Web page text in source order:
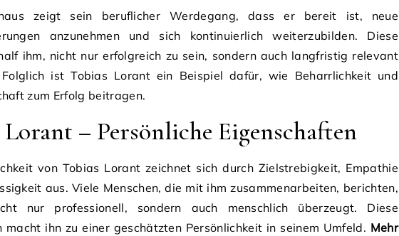
zeigt sein beruflicher Werdegang, dass er bereit ist, neue
anzunehmen und sich kontinuierlich weiterzubilden. Diese
ihm, nicht nur erfolgreich zu sein, sondern auch langfristig relevant
ist Tobias Lorant ein Beispiel dafür, wie Beharrlichkeit und
zum Erfolg beitragen.
– Persönliche Eigenschaften
von Tobias Lorant zeichnet sich durch Zielstrebigkeit, Empathie
aus. Viele Menschen, die mit ihm zusammenarbeiten, berichten,
nur professionell, sondern auch menschlich überzeugt. Diese
macht ihn zu einer geschätzten Persönlichkeit in seinem Umfeld. Mehr